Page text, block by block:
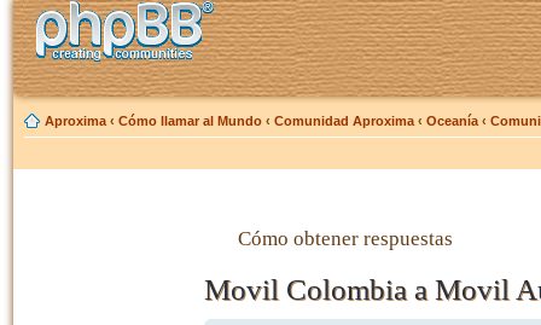
Aproxima ‹ Cómo llamar al Mundo ‹ Comunidad Aproxima ‹ Oceanía ‹
Cómo obtener respuestas
Movil Colombia a Movil